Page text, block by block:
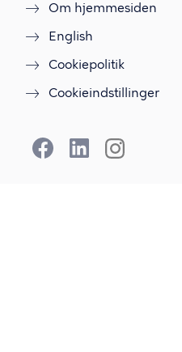
Om hjemmesiden
English
Cookiepolitik
Cookieindstillinger